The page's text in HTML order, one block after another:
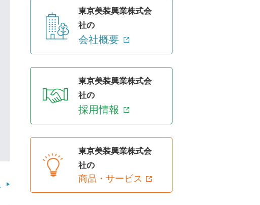
東京美装興業株式会
社の
会社概要
東京美装興業株式会
社の
採用情報
東京美装興業株式会
社の
商品・サービス